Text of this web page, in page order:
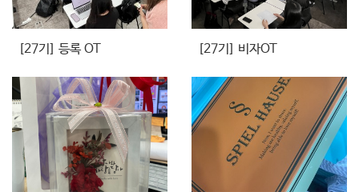
[27기] 등록 OT [27기] 비자OT